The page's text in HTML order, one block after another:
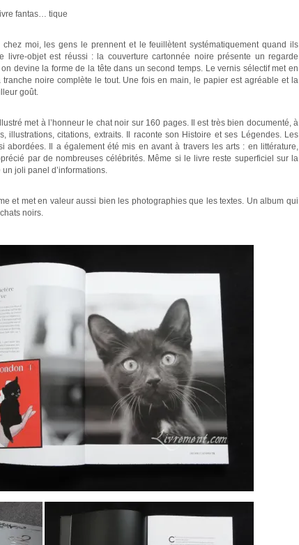
fantas… tique
moi, les gens le prennent et le feuillètent systématiquement quand ils
livre-objet est réussi : la couverture cartonnée noire présente un regarde
devine la forme de la tête dans un second temps. Le vernis sélectif met en
noire complète le tout. Une fois en main, le papier est agréable et la
goût.
met à l’honneur le chat noir sur 160 pages. Il est très bien documenté, à
illustrations, citations, extraits. Il raconte son Histoire et ses Légendes. Les
abordées. Il a également été mis en avant à travers les arts : en littérature,
par de nombreuses célébrités. Même si le livre reste superficiel sur la
joli panel d’informations.
et met en valeur aussi bien les photographies que les textes. Un album qui
noirs.